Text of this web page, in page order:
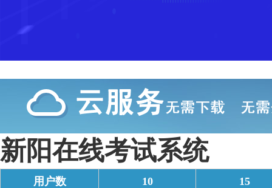
新阳在线考试系统
用户数 10 15